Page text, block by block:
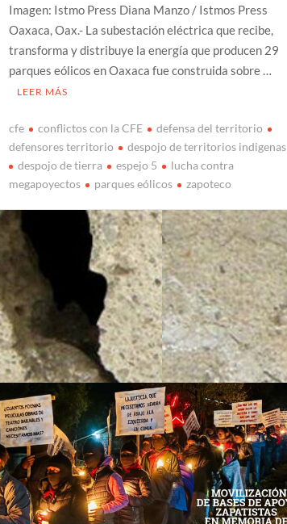
Imagen: Istmo Press Diana Manzo / Istmos Press
Oaxaca, Oax.- La subestación eléctrica que recibe,
transforma y distribuye la energía que producen 29
parques eólicos en Oaxaca fue construida sobre …
LEER MÁS
cfe conflictos con la CFE
defensa del territorio
defensores territorio
despojo de territorios indigenas
despojo de tierra
espejo 5
lucha contra
megapoyectos
parques eólicos zapoteco